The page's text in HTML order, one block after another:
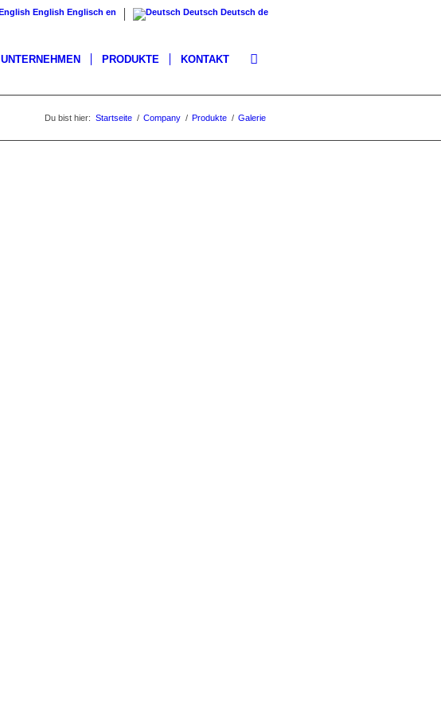
English Englisch en Deutsch Deutsch de
UNTERNEHMEN PRODUKTE KONTAKT
Du bist hier: Startseite / Company / Produkte / Galerie